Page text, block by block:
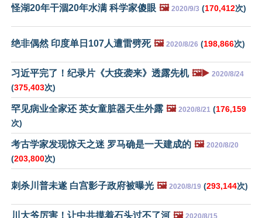
怪湖20年干涸20年水满 科学家傻眼 🖼️ 2020/9/3 (170,412次)
绝非偶然 印度单日107人遭雷劈死 🖼️ 2020/8/26 (198,866次)
习近平完了！纪录片《大疫袭来》透露先机 🖼️▶️ 2020/8/24
(375,403次)
罕见病业全家还 英女童脏器天生外露 🖼️ 2020/8/21 (176,159
次)
考古学家发现惊天之迷 罗马确是一天建成的 🖼️ 2020/8/20
(203,800次)
刺杀川普未遂 白宫影子政府被曝光 🖼️ 2020/8/19 (293,144次)
川大爷厉害！让中共摸着石头过不了河 🖼️ 2020/8/15